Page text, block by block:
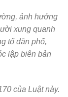
ảnh hưởng
xung quanh
tổ dân phố,
lập biên bản
của Luật này.